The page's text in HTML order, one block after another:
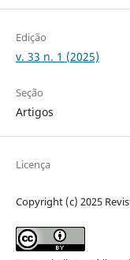
Edição
v. 33 n. 1 (2025)
Seção
Artigos
Licença
Copyright (c) 2025